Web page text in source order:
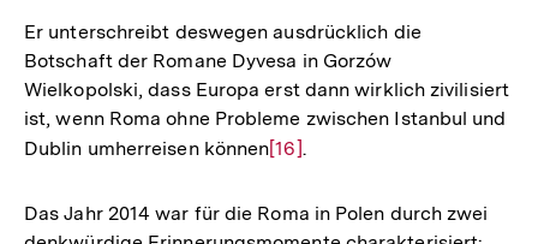
Er unterschreibt deswegen ausdrücklich die
Botschaft der Romane Dyvesa in Gorzów
Wielkopolski, dass Europa erst dann wirklich zivilisiert
ist, wenn Roma ohne Probleme zwischen Istanbul und
Dublin umherreisen könnenZur
der
Fußnote
[16].
Das Jahr 2014 war für die Roma in Polen durch zwei